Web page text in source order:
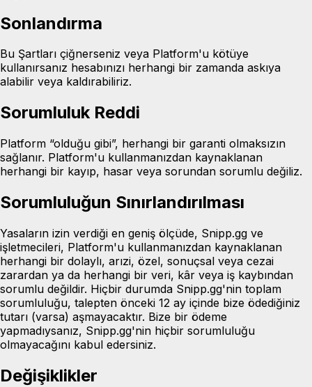
Sonlandırma
Bu Şartları çiğnerseniz veya Platform'u kötüye
kullanırsanız hesabınızı herhangi bir zamanda askıya
alabilir veya kaldırabiliriz.
Sorumluluk Reddi
Platform “olduğu gibi”, herhangi bir garanti olmaksızın
sağlanır. Platform'u kullanmanızdan kaynaklanan
herhangi bir kayıp, hasar veya sorundan sorumlu değiliz.
Sorumluluğun Sınırlandırılması
Yasaların izin verdiği en geniş ölçüde, Snipp.gg ve
işletmecileri, Platform'u kullanmanızdan kaynaklanan
herhangi bir dolaylı, arızi, özel, sonuçsal veya cezai
zarardan ya da herhangi bir veri, kâr veya iş kaybından
sorumlu değildir. Hiçbir durumda Snipp.gg'nin toplam
sorumluluğu, talepten önceki 12 ay içinde bize ödediğiniz
tutarı (varsa) aşmayacaktır. Bize bir ödeme
yapmadıysanız, Snipp.gg'nin hiçbir sorumluluğu
olmayacağını kabul edersiniz.
Değişiklikler